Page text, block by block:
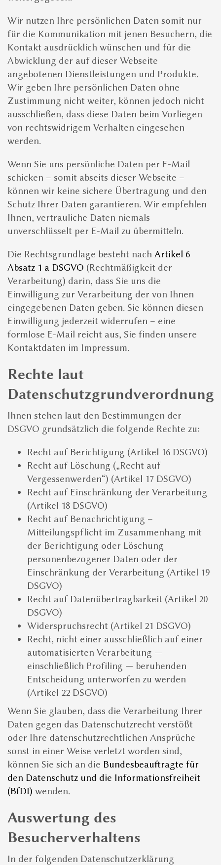
Wir nutzen Ihre persönlichen Daten somit nur
für die Kommunikation mit jenen Besuchern, die
Kontakt ausdrücklich wünschen und für die
Abwicklung der auf dieser Webseite
angebotenen Dienstleistungen und Produkte.
Wir geben Ihre persönlichen Daten ohne
Zustimmung nicht weiter, können jedoch nicht
ausschließen, dass diese Daten beim Vorliegen
von rechtswidrigem Verhalten eingesehen
werden.
Wenn Sie uns persönliche Daten per E-Mail
schicken – somit abseits dieser Webseite –
können wir keine sichere Übertragung und den
Schutz Ihrer Daten garantieren. Wir empfehlen
Ihnen, vertrauliche Daten niemals
unverschlüsselt per E-Mail zu übermitteln.
Die Rechtsgrundlage besteht nach Artikel 6
Absatz 1 a DSGVO (Rechtmäßigkeit der
Verarbeitung) darin, dass Sie uns die
Einwilligung zur Verarbeitung der von Ihnen
eingegebenen Daten geben. Sie können diesen
Einwilligung jederzeit widerrufen – eine
formlose E-Mail reicht aus, Sie finden unsere
Kontaktdaten im Impressum.
Rechte laut
Datenschutzgrundverordnung
Ihnen stehen laut den Bestimmungen der
DSGVO grundsätzlich die folgende Rechte zu:
Recht auf Berichtigung (Artikel 16 DSGVO)
Recht auf Löschung („Recht auf
Vergessenwerden“) (Artikel 17 DSGVO)
Recht auf Einschränkung der Verarbeitung
(Artikel 18 DSGVO)
Recht auf Benachrichtigung –
Mitteilungspflicht im Zusammenhang mit
der Berichtigung oder Löschung
personenbezogener Daten oder der
Einschränkung der Verarbeitung (Artikel 19
DSGVO)
Recht auf Datenübertragbarkeit (Artikel 20
DSGVO)
Widerspruchsrecht (Artikel 21 DSGVO)
Recht, nicht einer ausschließlich auf einer
automatisierten Verarbeitung —
einschließlich Profiling — beruhenden
Entscheidung unterworfen zu werden
(Artikel 22 DSGVO)
Wenn Sie glauben, dass die Verarbeitung Ihrer
Daten gegen das Datenschutzrecht verstößt
oder Ihre datenschutzrechtlichen Ansprüche
sonst in einer Weise verletzt worden sind,
können Sie sich an die Bundesbeauftragte für
den Datenschutz und die Informationsfreiheit
(BfDI) wenden.
Auswertung des
Besucherverhaltens
In der folgenden Datenschutzerklärung